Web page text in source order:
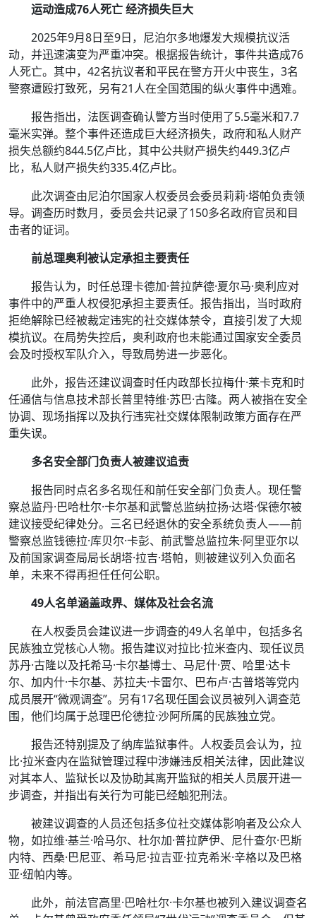
运动造成76人死亡 经济损失巨大
2025年9月8日至9日，尼泊尔多地爆发大规模抗议活
动，并迅速演变为严重冲突。根据报告统计，事件共造成76
人死亡。其中，42名抗议者和平民在警方开火中丧生，3名
警察遭殴打致死，另有21人在全国范围的纵火事件中遇难。
报告指出，法医调查确认警方当时使用了5.5毫米和7.7
毫米实弹。整个事件还造成巨大经济损失，政府和私人财产
损失总额约844.5亿卢比，其中公共财产损失约449.3亿卢
比，私人财产损失约335.4亿卢比。
此次调查由尼泊尔国家人权委员会委员莉莉·塔帕负责领
导。调查历时数月，委员会共记录了150多名政府官员和目
击者的证词。
前总理奥利被认定承担主要责任
报告认为，时任总理卡德加·普拉萨德·夏尔马·奥利应对
事件中的严重人权侵犯承担主要责任。报告指出，当时政府
拒绝解除已经被裁定违宪的社交媒体禁令，直接引发了大规
模抗议。在局势失控后，奥利政府也未能通过国家安全委员
会及时授权军队介入，导致局势进一步恶化。
此外，报告还建议调查时任内政部长拉梅什·莱卡克和时
任通信与信息技术部长普里特维·苏巴·古隆。两人被指在安全
协调、现场指挥以及执行违宪社交媒体限制政策方面存在严
重失误。
多名安全部门负责人被建议追责
报告同时点名多名现任和前任安全部门负责人。现任警
察总监丹·巴哈杜尔·卡尔基和武警总监纳拉扬·达塔·保德尔被
建议接受纪律处分。三名已经退休的安全系统负责人——前
警察总监钱德拉·库贝尔·卡彭、前武警总监拉朱·阿里亚尔以
及前国家调查局局长胡塔·拉吉·塔帕，则被建议列入负面名
单，未来不得再担任任何公职。
49人名单涵盖政界、媒体及社会名流
在人权委员会建议进一步调查的49人名单中，包括多名
民族独立党核心人物。报告建议对拉比·拉米查内、现任议员
苏丹·古隆以及托希马·卡尔基博士、马尼什·贾、哈里·达卡
尔、加内什·卡尔基、苏拉夫·卡雷尔、巴布卢·古普塔等党内
成员展开“微观调查”。另有17名现任国会议员被列入调查范
围，他们均属于总理巴伦德拉·沙阿所属的民族独立党。
报告还特别提及了纳库监狱事件。人权委员会认为，拉
比·拉米查内在监狱管理过程中涉嫌违反相关法律，因此建议
对其本人、监狱长以及协助其离开监狱的相关人员展开进一
步调查，并指出有关行为可能已经触犯刑法。
被建议调查的人员还包括多位社交媒体影响者及公众人
物，如拉维·基兰·哈马尔、杜尔加·普拉萨伊、尼什查尔·巴斯
内特、西桑·巴尼亚、希马尼·拉吉亚·拉克希米·辛格以及巴格
亚·纽帕内等。
此外，前法官高里·巴哈杜尔·卡尔基也被列入建议调查名